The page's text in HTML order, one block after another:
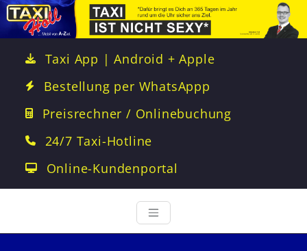
Taxi App | Android + Apple
Bestellung per WhatsAppp
Preisrechner / Onlinebuchung
24/7 Taxi-Hotline
Online-Kundenportal